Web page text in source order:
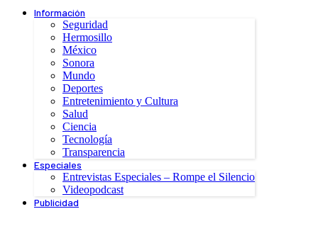
Información
Seguridad
Hermosillo
México
Sonora
Mundo
Deportes
Entretenimiento y Cultura
Salud
Ciencia
Tecnología
Transparencia
Especiales
Entrevistas Especiales – Rompe el Silencio
Videopodcast
Publicidad